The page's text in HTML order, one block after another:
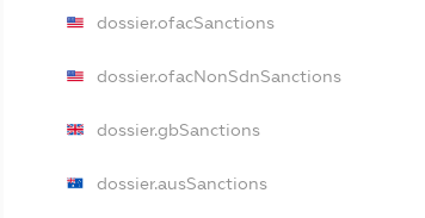
dossier.ofacSanctions
dossier.ofacNonSdnSanctions
dossier.gbSanctions
dossier.ausSanctions